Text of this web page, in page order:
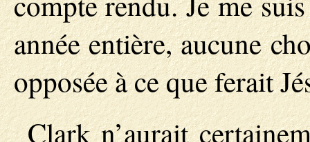
année entière, aucune
opposée à ce que ferait
Clark n’aurait